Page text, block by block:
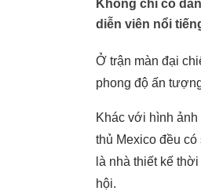
Không chỉ có
diễn viên nổi
Ở trận màn đại
phong độ ấn
Khác với hình
thủ Mexico đều
là nhà thiết kế
hội.